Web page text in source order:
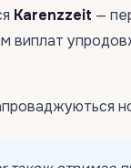
Karenzzeit —
виплат